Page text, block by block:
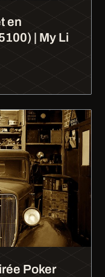
en
| My Li
Poker